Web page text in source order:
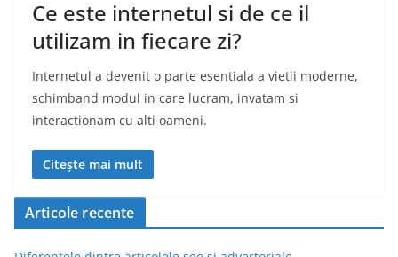
Ce este internetul si de ce il
utilizam in fiecare zi?
Internetul a devenit o parte esentiala a vietii moderne,
schimband modul in care lucram, invatam si
interactionam cu alti oameni.
Citește mai mult
Articole recente